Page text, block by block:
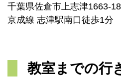
千葉県佐倉市上志津1663-
京成線 志津駅南口徒歩1分
教室までの行